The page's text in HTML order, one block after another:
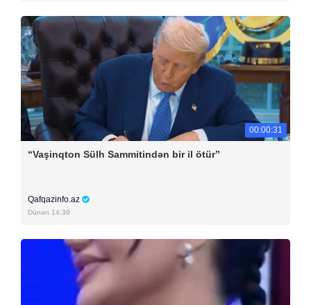
00:00:31
“Vaşinqton Sülh Sammitindən bir il ötür”
Qafqazinfo.az
Dünən 14:39